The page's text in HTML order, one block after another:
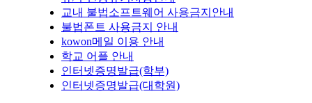
교내 불법소프트웨어 사용금지안내
불법폰트 사용금지 안내
kowon메일 이용 안내
학교 어플 안내
인터넷증명발급(학부)
인터넷증명발급(대학원)